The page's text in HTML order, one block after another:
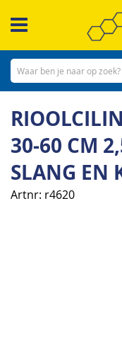
naar
inhoud
30-60 CM
SLANG EN
Artnr r4620